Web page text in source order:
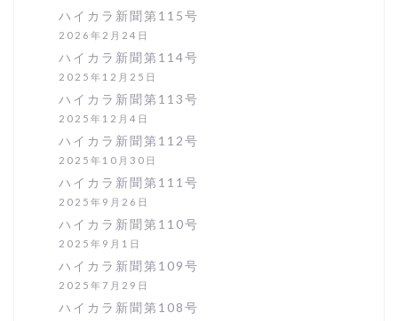
ハイカラ新聞第115号
2026年2月24日
ハイカラ新聞第114号
2025年12月25日
ハイカラ新聞第113号
2025年12月4日
ハイカラ新聞第112号
2025年10月30日
ハイカラ新聞第111号
2025年9月26日
ハイカラ新聞第110号
2025年9月1日
ハイカラ新聞第109号
2025年7月29日
ハイカラ新聞第108号